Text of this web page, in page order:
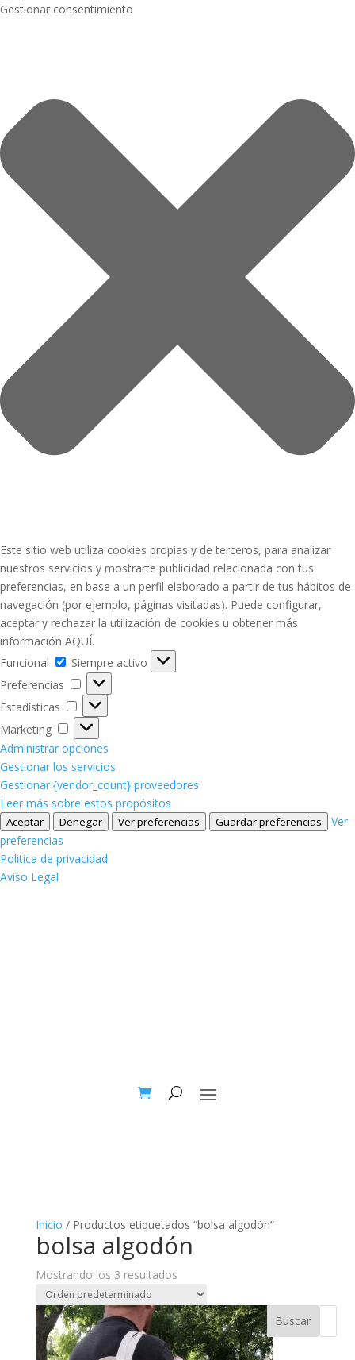
Gestionar consentimiento
Este sitio web utiliza cookies propias y de terceros, para analizar
nuestros servicios y mostrarte publicidad relacionada con tus
preferencias, en base a un perfil elaborado a partir de tus hábitos de
navegación (por ejemplo, páginas visitadas). Puede configurar,
aceptar y rechazar la utilización de cookies u obtener más
información AQUÍ.
Funcional
Funcional
Siempre activo
Preferencias
Preferencias
Estadísticas
Estadísticas
Marketing
Marketing
Administrar opciones
Gestionar los servicios
Gestionar {vendor_count} proveedores
Leer más sobre estos propósitos
Aceptar Denegar Ver preferencias Guardar preferencias
Ver
preferencias
Politica de privacidad
Aviso Legal
Inicio / Productos etiquetados “bolsa algodón”
bolsa algodón
Mostrando los 3 resultados
Buscar